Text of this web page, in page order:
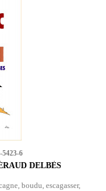
5423-6
DELBÈS
boudu, escagasser,